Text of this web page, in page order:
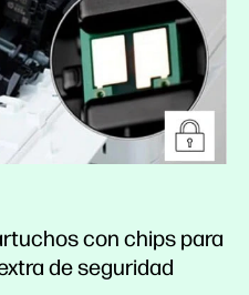
con chips para
de seguridad